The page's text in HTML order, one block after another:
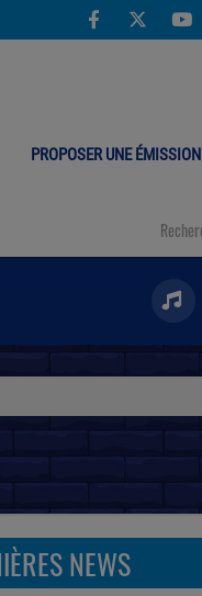
PROPOSER UNE ÉMISSION
NEWS